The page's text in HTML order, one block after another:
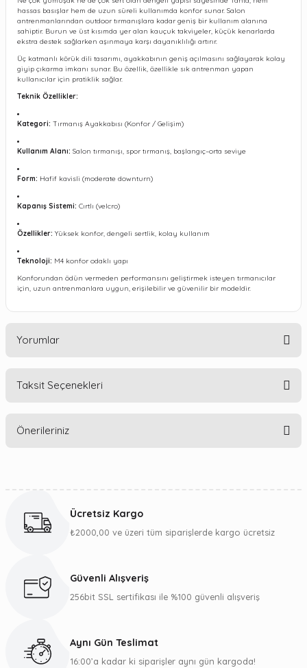
hassas basışlar hem de uzun süreli kullanımda konfor sunar. Salon
antrenmanlarından outdoor tırmanışlara kadar geniş bir kullanım alanına
sahiptir. Burun ve üst kısımda yer alan kauçuk takviyeler, küçük kenarlarda
ekstra destek sağlarken aşınmaya karşı dayanıklılığı artırır.
Üç katmanlı körük dili tasarımı, ayakkabının geniş açılmasını sağlayarak kolay
giyip çıkarma imkanı sunar. Bu özellik, özellikle sık antrenman yapan
kullanıcılar için pratiklik sağlar.
Teknik Özellikler:
Kategori: Tırmanış Ayakkabısı (Konfor / Gelişim)
Kullanım Alanı: Salon tırmanışı, spor tırmanış, başlangıç–orta seviye
Form: Hafif kavisli (moderate downturn)
Kapanış Sistemi: Cırtlı (velcro)
Özellikler: Yüksek konfor, dengeli sertlik, kolay kullanım
Teknoloji: M4 konfor odaklı yapı
Konforundan ödün vermeden performansını geliştirmek isteyen tırmanıcılar
için, uzun antrenmanlara uygun, erişilebilir ve güvenilir bir modeldir.
Yorumlar
Taksit Seçenekleri
Önerileriniz
Görüş ve önerileriniz için teşekkür ederiz.
Ürün bilgilerinde hatalar bulunuyor.
Ücretsiz Kargo
₺2000,00 ve üzeri tüm siparişlerde kargo ücretsiz
Güvenli Alışveriş
256bit SSL sertifikası ile %100 güvenli alışveriş
Aynı Gün Teslimat
16:00’a kadar ki siparişler aynı gün kargoda!